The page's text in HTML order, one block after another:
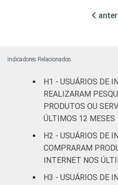
SEXO
COR OU
RAÇA
Indicadores Relacionados
H1 - USUÁRIOS DE
REALIZARAM
PRODUTOS OU
ÚLTIMOS 12 MESES
H2 - USUÁRIOS DE
COMPRARAM
INTERNET NOS
H3 - USUÁRIOS DE